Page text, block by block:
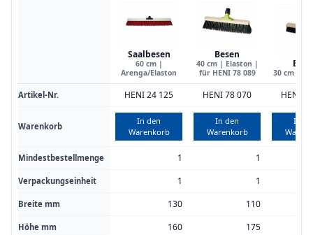
Saalbesen
60 cm |
Arenga/Elaston
Besen
40 cm | Elaston |
für HENI 78 089
30 cm
Artikel-Nr. HENI 24 125 HENI 78 070 HENI
Warenkorb
In den
Warenkorb
In den
Warenkorb
In
Mindestbestellmenge 1 1
Verpackungseinheit 1 1
Breite mm 130 110
Höhe mm 160 175